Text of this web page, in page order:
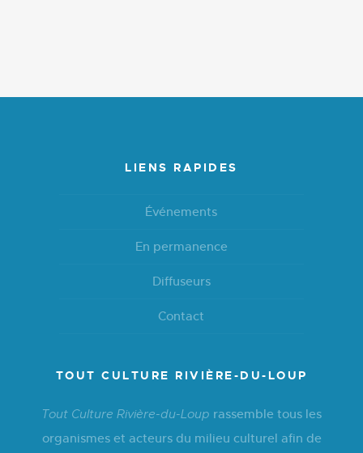
LIENS RAPIDES
Événements
En permanence
Diffuseurs
Contact
TOUT CULTURE RIVIÈRE-DU-LOUP
Tout Culture Rivière-du-Loup rassemble tous les
organismes et acteurs du milieu culturel afin de